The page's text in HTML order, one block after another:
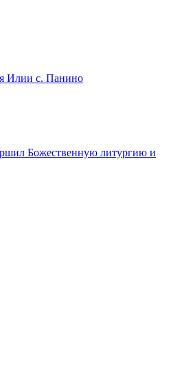
Илии с. Панино
Божественную литургию и